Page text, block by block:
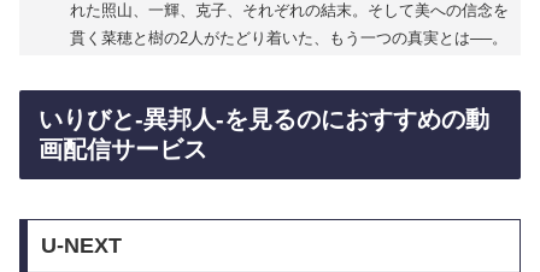
れた照山、一輝、克子、それぞれの結末。そして美への信念を
貫く菜穂と樹の2人がたどり着いた、もう一つの真実とは──。
いりびと-異邦人-を見るのにおすすめの動
画配信サービス
U-NEXT